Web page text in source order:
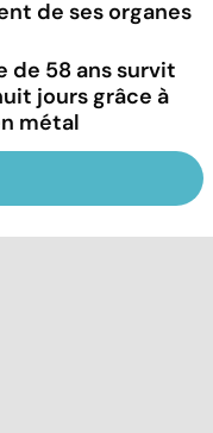
de ses organes
de 58 ans survit
jours grâce à
métal